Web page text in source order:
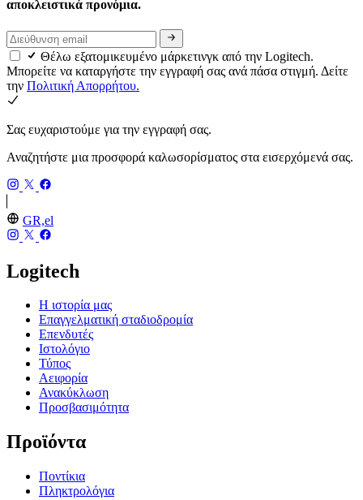
αποκλειστικά προνόμια.
Θέλω εξατομικευμένο μάρκετινγκ από την Logitech.
Μπορείτε να καταργήστε την εγγραφή σας ανά πάσα στιγμή. Δείτε
την Πολιτική Απορρήτου.
Σας ευχαριστούμε για την εγγραφή σας.
Αναζητήστε μια προσφορά καλωσορίσματος στα εισερχόμενά σας.
GR,el
Logitech
Η ιστορία μας
Επαγγελματική σταδιοδρομία
Επενδυτές
Ιστολόγιο
Τύπος
Αειφορία
Ανακύκλωση
Προσβασιμότητα
Προϊόντα
Ποντίκια
Πληκτρολόγια